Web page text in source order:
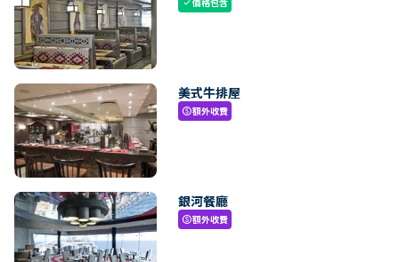
check
美式牛排屋
paid額外收費
銀河餐廳
paid額外收費